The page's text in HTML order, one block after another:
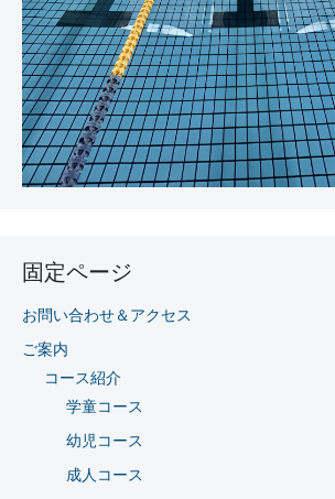
固定ページ
お問い合わせ＆アクセス
ご案内
コース紹介
学童コース
幼児コース
成人コース